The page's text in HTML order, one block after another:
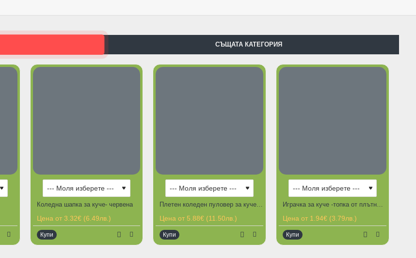
СЪЩАТА КАТЕГОРИЯ
Коледна шапка за куче- червена
Цена от 3.32€ (6.49лв.)
Купи
Цена от 5.88€ (11.50лв.)
Купи
Цена от 1.94€ (3.79лв.)
Купи